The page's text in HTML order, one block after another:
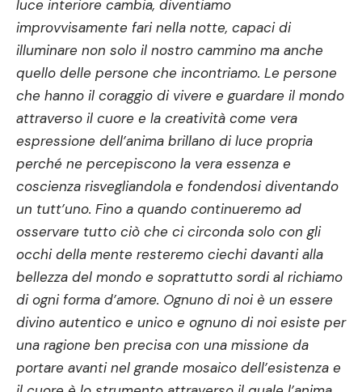
luce interiore cambia, diventiamo
improvvisamente fari nella notte, capaci di
illuminare non solo il nostro cammino ma anche
quello delle persone che incontriamo. Le persone
che hanno il coraggio di vivere e guardare il mondo
attraverso il cuore e la creatività come vera
espressione dell’anima brillano di luce propria
perché ne percepiscono la vera essenza e
coscienza risvegliandola e fondendosi diventando
un tutt’uno. Fino a quando continueremo ad
osservare tutto ciò che ci circonda solo con gli
occhi della mente resteremo ciechi davanti alla
bellezza del mondo e soprattutto sordi al richiamo
di ogni forma d’amore. Ognuno di noi è un essere
divino autentico e unico e ognuno di noi esiste per
una ragione ben precisa con una missione da
portare avanti nel grande mosaico dell’esistenza e